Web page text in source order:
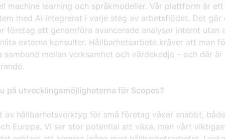
machine learning och språkmodeller. Vår plattform är ett
med AI integrerat i varje steg av arbetsflödet. Det gör
företag att genomföra avancerade analyser internt utan
externa konsulter. Hållbarhetsarbete kräver att man
samband mellan verksamhet och värdekedja – och där är
på utvecklingsmöjligheterna för Scopes?
av hållbarhetsverktyg för små företag växer snabbt,
Europa. Vi ser stor potential att växa, men vårt